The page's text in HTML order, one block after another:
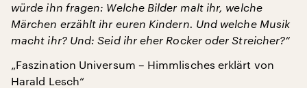
würde ihn fragen: Welche Bilder malt ihr, welche
Märchen erzählt ihr euren Kindern. Und welche Musik
macht ihr? Und: Seid ihr eher Rocker oder Streicher?“
„Faszination Universum – Himmlisches erklärt von
Harald Lesch“